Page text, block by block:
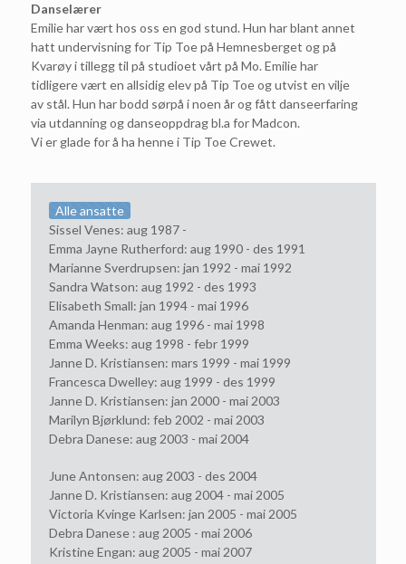
Danselærer
Emilie har vært hos oss en god stund. Hun har blant annet
hatt undervisning for Tip Toe på Hemnesberget og på
Kvarøy i tillegg til på studioet vårt på Mo. Emilie har
tidligere vært en allsidig elev på Tip Toe og utvist en vilje
av stål. Hun har bodd sørpå i noen år og fått danseerfaring
via utdanning og danseoppdrag bl.a for Madcon.
Vi er glade for å ha henne i Tip Toe Crewet.
Alle ansatte
Sissel Venes: aug 1987 -
Emma Jayne Rutherford: aug 1990 - des 1991
Marianne Sverdrupsen: jan 1992 - mai 1992
Sandra Watson: aug 1992 - des 1993
Elisabeth Small: jan 1994 - mai 1996
Amanda Henman: aug 1996 - mai 1998
Emma Weeks: aug 1998 - febr 1999
Janne D. Kristiansen: mars 1999 - mai 1999
Francesca Dwelley: aug 1999 - des 1999
Janne D. Kristiansen: jan 2000 - mai 2003
Marilyn Bjørklund: feb 2002 - mai 2003
Debra Danese: aug 2003 - mai 2004
June Antonsen: aug 2003 - des 2004
Janne D. Kristiansen: aug 2004 - mai 2005
Victoria Kvinge Karlsen: jan 2005 - mai 2005
Debra Danese : aug 2005 - mai 2006
Kristine Engan: aug 2005 - mai 2007